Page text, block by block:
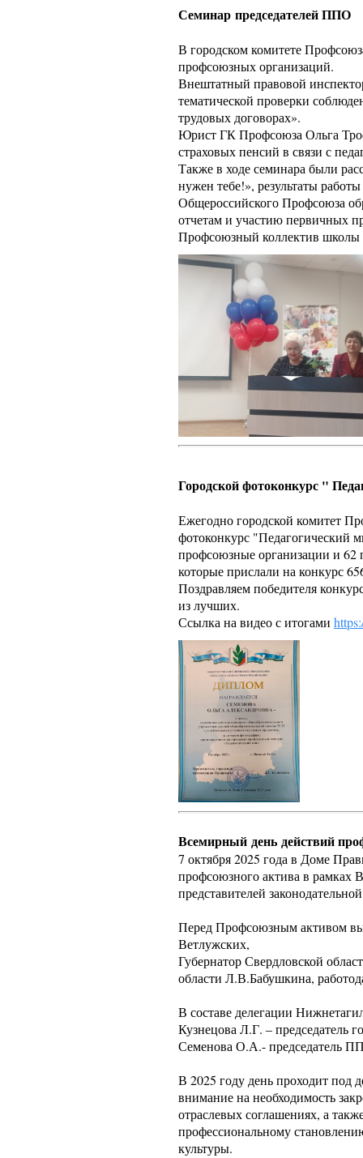
Семинар председателей ППО
В городском комитете
профсоюзных организаций.
Внештатный правовой
тематической проверки
трудовых договорах».
Юрист ГК Профсоюза Ольга
страховых пенсий в связи с
Также в ходе семинара были
нужен тебе!», результаты
Общероссийского Профсоюза
отчетам и участию первичных
Профсоюзный коллектив
Городской фотоконкурс "
Ежегодно городской комитет
фотоконкурс "Педагогический
профсоюзные организации и 62
которые прислали на конкурс
Поздравляем победителя
из лучших.
Ссылка на видео с итогами
Всемирный день действий
7 октября 2025 года в Доме
профсоюзного актива в рамках
представителей
Перед Профсоюзным активом
Ветлужских,
Губернатор Свердловской
области Л.В.Бабушкина,
В составе делегации
Кузнецова Л.Г. – председатель
Семенова О.А.-
В 2025 году день проходит под
внимание на необходимость
отраслевых соглашениях, а
профессиональному
культуры.